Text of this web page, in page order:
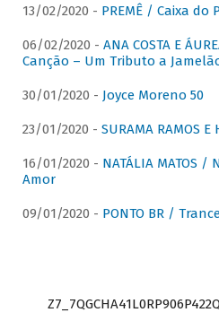
13/02/2020 - PREMÊ / Caixa do
06/02/2020 - ANA COSTA E
Canção – Um Tributo a
30/01/2020 - Joyce Moreno 50
23/01/2020 - SURAMA RAMOS
16/01/2020 - NATÁLIA MATOS /
Amor
09/01/2020 - PONTO BR /